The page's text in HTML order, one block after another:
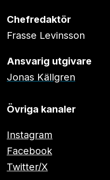
Chefredaktör
Frasse Levinsson
Ansvarig utgivare
Jonas Källgren
Övriga kanaler
Instagram
Facebook
Twitter/X